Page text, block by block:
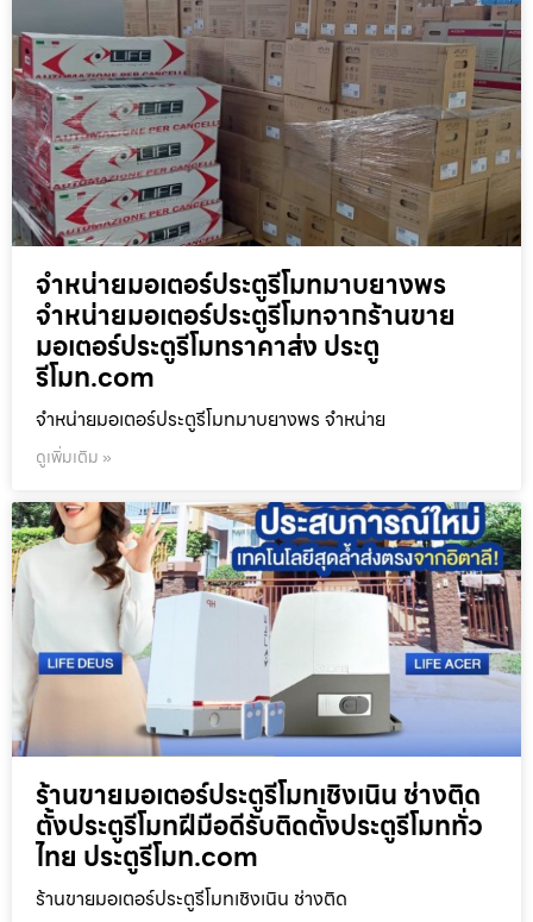
จำหน่ายมอเตอร์ประตูรีโมทมาบยางพร
จำหน่ายมอเตอร์ประตูรีโมทจากร้านขาย
มอเตอร์ประตูรีโมทราคาส่ง ประตู
รีโมท.com
จำหน่ายมอเตอร์ประตูรีโมทมาบยางพร จำหน่าย
ดูเพิ่มเติม »
ร้านขายมอเตอร์ประตูรีโมทเชิงเนิน ช่างติด
ตั้งประตูรีโมทฝีมือดีรับติดตั้งประตูรีโมททั่ว
ไทย ประตูรีโมท.com
ร้านขายมอเตอร์ประตูรีโมทเชิงเนิน ช่างติด